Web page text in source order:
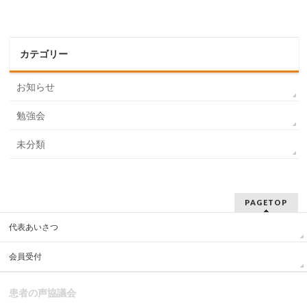
カテゴリー
お知らせ
勉強会
未分類
PAGETOP
代表あいさつ
会員受付
患者の声協議会